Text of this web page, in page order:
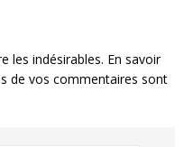
les indésirables. En savoir
de vos commentaires sont